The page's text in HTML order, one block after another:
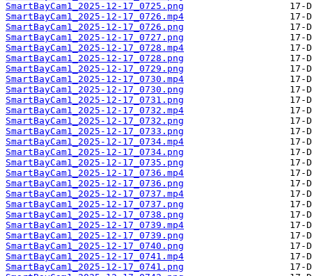
SmartBayCam1_2025-12-17_0725.png
SmartBayCam1_2025-12-17_0726.mp4
SmartBayCam1_2025-12-17_0726.png
SmartBayCam1_2025-12-17_0727.png
SmartBayCam1_2025-12-17_0728.mp4
SmartBayCam1_2025-12-17_0728.png
SmartBayCam1_2025-12-17_0729.png
SmartBayCam1_2025-12-17_0730.mp4
SmartBayCam1_2025-12-17_0730.png
SmartBayCam1_2025-12-17_0731.png
SmartBayCam1_2025-12-17_0732.mp4
SmartBayCam1_2025-12-17_0732.png
SmartBayCam1_2025-12-17_0733.png
SmartBayCam1_2025-12-17_0734.mp4
SmartBayCam1_2025-12-17_0734.png
SmartBayCam1_2025-12-17_0735.png
SmartBayCam1_2025-12-17_0736.mp4
SmartBayCam1_2025-12-17_0736.png
SmartBayCam1_2025-12-17_0737.mp4
SmartBayCam1_2025-12-17_0737.png
SmartBayCam1_2025-12-17_0738.png
SmartBayCam1_2025-12-17_0739.mp4
SmartBayCam1_2025-12-17_0739.png
SmartBayCam1_2025-12-17_0740.png
SmartBayCam1_2025-12-17_0741.mp4
SmartBayCam1_2025-12-17_0741.png